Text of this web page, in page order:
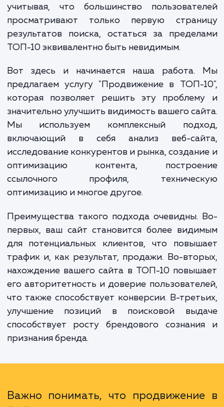
видят их предложения и услуги, и,
тысячи возможных сделок. Более
просматривают только первую
результатов поиска, остаться за
ТОП-10 эквивалентно быть невидимым.
Вот здесь и начинается наша
предлагаем услугу "Продвижение в
значительно улучшить видимость вашего
Мы используем комплексный
исследование конкурентов и рынка,
оптимизацию контента,
ссылочного профиля,
оптимизацию и многое другое.
Преимущества такого подхода
первых, ваш сайт становится более
для потенциальных клиентов, что
трафик и, как результат, продажи. Во-
улучшение позиций в поисковой